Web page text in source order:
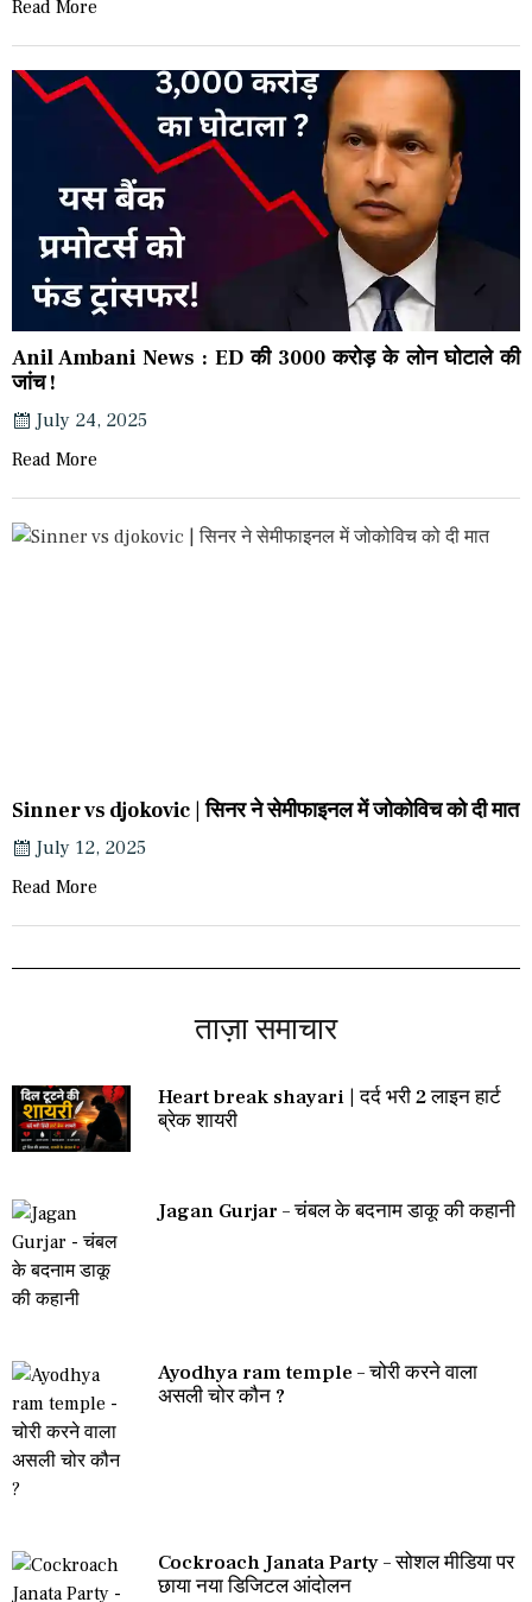
Read More
Anil Ambani News : ED की 3000 करोड़ के लोन घोटाले की
जांच !
July 24, 2025
Read More
Sinner vs djokovic | सिनर ने सेमीफाइनल में जोकोविच को दी मात
July 12, 2025
Read More
ताज़ा समाचार
Heart break shayari | दर्द भरी 2 लाइन हार्ट
ब्रेक शायरी
Jagan Gurjar – चंबल के बदनाम डाकू की कहानी
Ayodhya ram temple – चोरी करने वाला
असली चोर कौन ?
Cockroach Janata Party – सोशल मीडिया पर
छाया नया डिजिटल आंदोलन